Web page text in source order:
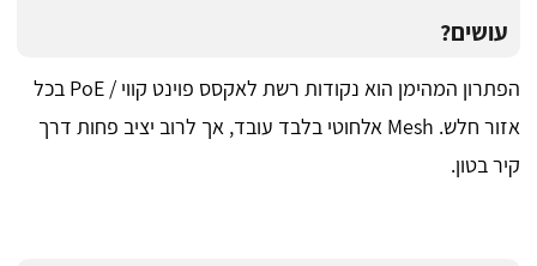
עושים?
הפתרון המהימן הוא נקודות רשת לאקסס פוינט קווי / PoE בכל
אזור חלש. Mesh אלחוטי בלבד עובד, אך לרוב יציב פחות דרך
קיר בטון.